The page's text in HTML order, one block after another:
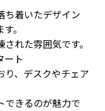
ち着いたデザイン
。
れた雰囲気です。
ート
り、デスクやチェア
できるのが魅力で